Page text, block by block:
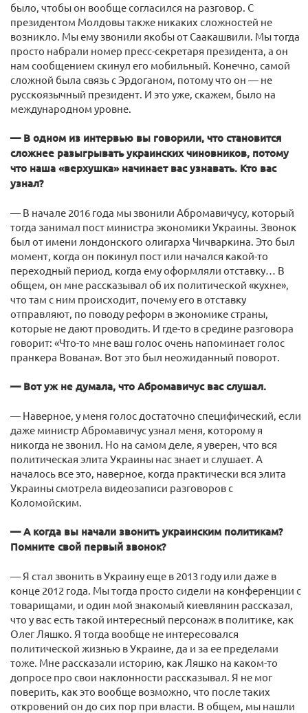
было, чтобы он вообще согласился на разговор. С
президентом Молдовы также никаких сложностей не
возникло. Мы ему звонили якобы от Саакашвили. Мы тогда
просто набрали номер пресс-секретаря президента, а он
нам сообщением скинул его мобильный. Конечно, самой
сложной была связь с Эрдоганом, потому что он — не
русскоязычный президент. И это уже, скажем, было на
международном уровне.
— В одном из интервью вы говорили, что становится
сложнее разыгрывать украинских чиновников, потому
что наша «верхушка» начинает вас узнавать. Кто вас
узнал?
— В начале 2016 года мы звонили Абромавичусу, который
тогда занимал пост министра экономики Украины. Звонок
был от имени лондонского олигарха Чичваркина. Это был
момент, когда он покинул пост или начался какой-то
переходный период, когда ему оформляли отставку… В
общем, он мне рассказывал об их политической «кухне»,
что там с ним происходит, почему его в отставку
отправляют, по поводу реформ в экономике страны,
которые не дают проводить. И где-то в средине разговора
говорит: «Что-то мне ваш голос очень напоминает голос
пранкера Вована». Вот это был неожиданный поворот.
— Вот уж не думала, что Абромавичус вас слушал.
— Наверное, у меня голос достаточно специфический, если
даже министр Абромавичус узнал меня, которому я
никогда не звонил. Но на самом деле, я уверен, что вся
политическая элита Украины нас знает и слушает. А
началось все это, наверное, когда практически вся элита
Украины смотрела видеозаписи разговоров с
Коломойским.
— А когда вы начали звонить украинским политикам?
Помните свой первый звонок?
— Я стал звонить в Украину еще в 2013 году или даже в
конце 2012 года. Мы тогда просто сидели на конференции с
товарищами, и один мой знакомый киевлянин рассказал,
что у вас есть такой интересный персонаж в политике, как
Олег Ляшко. Я тогда вообще не интересовался
политической жизнью в Украине, да и за ее пределами
тоже. Мне рассказали историю, как Ляшко на каком-то
допросе про свои наклонности рассказывал. Я не мог
поверить, как это вообще возможно, что после таких
откровений он до сих пор при власти. В общем, мы нашли